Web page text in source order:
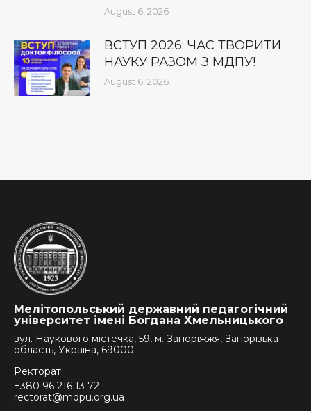
August 6, 2026
ВСТУП 2026: ЧАС ТВОРИТИ
НАУКУ РАЗОМ З МДПУ!
August 6, 2026
Мелітопольський державний педагогічний
університет імені Богдана Хмельницького
вул. Наукового містечка, 59, м. Запоріжжя, Запорізька
область, Україна, 69000
Ректорат:
+380 96 216 13 72
rectorat@mdpu.org.ua